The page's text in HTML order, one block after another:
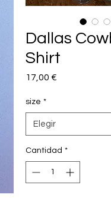
Dallas
Shirt
17,00 €
size *
Cantidad *